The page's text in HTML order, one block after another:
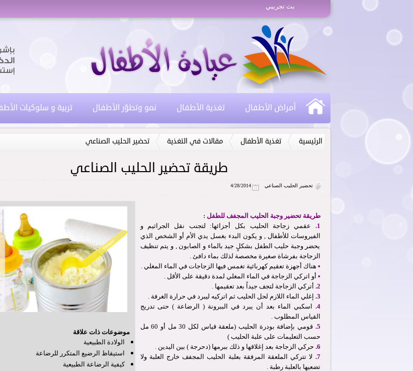
بث تجريبي
أمراض الأطفال تغذية الأطفال نمو وتطوّر الأطفال تربية و سلوكيات
الرئيسية تغذية الأطفال مقالات في التغذية تحضير الحليب الصناعي
طريقة تحضير الحليب الصناعي
تحضير الحليب الصناعي 4/28/2014
موضوعات ذات علاقة
الولادة الطبيعية
استيقاظ الرضيع المتكرر للرضاعة
كيفية الرضاعة الطبيعية
طريقة تحضير وجبة الحليب المجفف للطفل :
1.
عقمي زجاجة الحليب بكل أجزائها: لتجنب نقل الجراثيم و
الفيروسات للأطفال , و يكون البدء بغسل يدي الأم أو الشخص الذي
يحضر وجبة حليب الطفل بشكلٍ جيد بالماء و الصابون , و يتم تنظيف
الزجاجة بفرشاة صغيرة مخصصة لذلك بماء دافئ .
• هناك أجهزة تعقيم كهربائية تغمس فيها الزجاجات في الماء المغلي .
• أو اتركي الزجاجة في الماء المغلي لمدة دقيقة على الأقل .
2. أتركي الزجاجة لتجف جيداً بعد تعقيمها .
3. إغلي الماء اللازم لحل الحليب ثم اتركيه ليبرد في حرارة الغرفة .
4.
اسكبي الماء بعد أن يبرد في الببرونة ( الرضاعة ) حتى تدريج
القياس المطلوب .
5.
قومي بإضافة بودرة الحليب (ملعقة قياس لكل 30 مل أو 60 مل
حسب التعليمات على علبة الحليب )
6. حركي الزجاجة بعد إغلاقها و ذلك ببرمها (دحرجة ) بين اليدين .
7.
لا تتركي الملعقة المرفقة بعلبة الحليب المجفف خارج العلبة ولا
تضعيها بالعلبة رطبة .